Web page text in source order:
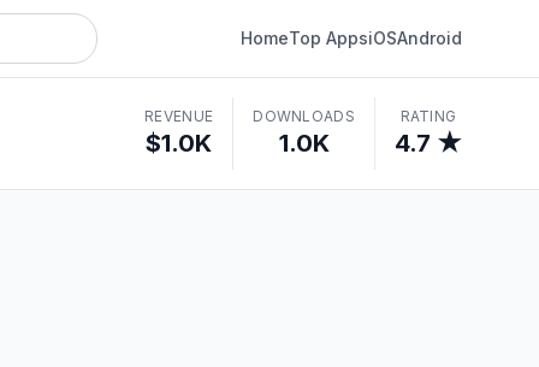
HomeTop AppsiOSAndroid
REVENUE
$1.0K
DOWNLOADS
1.0K
RATING
4.7 ★